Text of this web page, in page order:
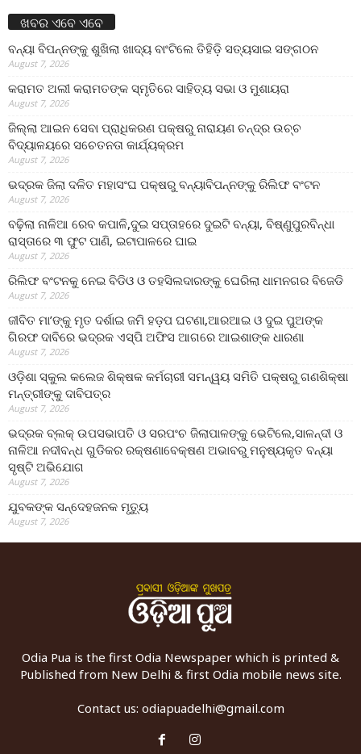
ଖବର ଏବେ ଏବେ
ବନ୍ୟା ବିପନ୍ନଙ୍କୁ ଶୁଖିଲା ଖାଦ୍ୟ ବାଂଟିଲେ ତିହିଡି଼ ସତ୍ୟସାଇ ସଙ୍ଗଠନ
August 7, 2026
କରାମତ ଅଲୀ କରାମତଙ୍କ ସ୍ମୃତିରେ ସାହିତ୍ୟ ସଭା ଓ ମୁଶାୟରା
August 7, 2026
ଜିଲ୍ଲା ଆଇନ ସେବା ପ୍ରାଧିକରଣ ପକ୍ଷରୁ ନାରାୟଣ ଚନ୍ଦ୍ର ଉଚ୍ଚ
ବିଦ୍ୟାଳୟରେ ସଚେତନତା କାର୍ଯ୍ୟକ୍ରମ
August 7, 2026
ଭଦ୍ରକ ଜିଲା ଦଳିତ ମହାସଂଘ ପକ୍ଷରୁ ବନ୍ୟାବିପନ୍ନଙ୍କୁ ରିଲିଫ ବଂଟନ
August 7, 2026
ବଢ଼ିଲା ନାଳିଆ ରେବ କପାଳି,ଦୁଇ ସପ୍ତାହରେ ଦୁଇଟି ବନ୍ୟା, ବିଷ୍ଣୁପୁରବିନ୍ଧା
ରାସ୍ତାରେ ୩ ଫୁଟ ପାଣି, ଇଟାପାଳରେ ଘାଇ
August 7, 2026
ରିଲିଫ ବଂଟନକୁ ନେଇ ବିଡିଓ ଓ ତହସିଲଦାରଙ୍କୁ ଘେରିଲା ଧାମନଗର ବିଜେଡି
August 7, 2026
ଜୀବିତ ମା’ଙ୍କୁ ମୃତ ଦର୍ଶାଇ ଜମି ହଡ଼ପ ଘଟଣା,ଆରଆଇ ଓ ଦୁଇ ପୁଅଙ୍କ
ଗିରଫ ଦାବିରେ ଭଦ୍ରକ ଏସ୍‌ପି ଅଫିସ ଆଗରେ ଆଇଶାଙ୍କ ଧାରଣା
August 7, 2026
ଓଡ଼ିଶା ସ୍କୁଲ କଲେଜ ଶିକ୍ଷକ କର୍ମଚାରୀ ସମନ୍ୱୟ ସମିତି ପକ୍ଷରୁ ଗଣଶିକ୍ଷା
ମନ୍ତ୍ରୀଙ୍କୁ ଦାବିପତ୍ର
August 7, 2026
ଭଦ୍ରକ ବ୍ଲକ୍ ଉପସଭାପତି ଓ ସରପଂଚ ଜିଲାପାଳଙ୍କୁ ଭେଟିଲେ,ସାଳନ୍ଦୀ ଓ
ନାଳିଆ ନଦୀବନ୍ଧ ଗୁଡିକର ରକ୍ଷଣାବେକ୍ଷଣ ଅଭାବରୁ ମନୁଷ୍ୟକୃତ ବନ୍ୟା
ସୃଷ୍ଟି ଅଭିଯୋଗ
August 7, 2026
ଯୁବକଙ୍କ ସନ୍ଦେହଜନକ ମୃତ୍ୟୁ
August 7, 2026
Odia Pua is the first Odia Newspaper which is printed &
Published from New Delhi & first Odia mobile news site.
Contact us: odiapuadelhi@gmail.com